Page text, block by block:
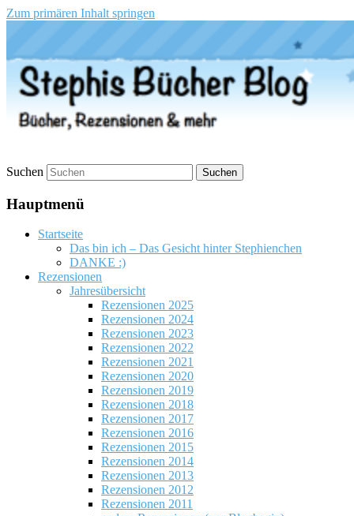
Zum primären Inhalt springen
Stephis Bücher Blog
Suchen
Hauptmenü
Startseite
Das bin ich – Das Gesicht hinter Stephienchen
DANKE :)
Rezensionen
Jahresübersicht
Rezensionen 2025
Rezensionen 2024
Rezensionen 2023
Rezensionen 2022
Rezensionen 2021
Rezensionen 2020
Rezensionen 2019
Rezensionen 2018
Rezensionen 2017
Rezensionen 2016
Rezensionen 2015
Rezensionen 2014
Rezensionen 2013
Rezensionen 2012
Rezensionen 2011